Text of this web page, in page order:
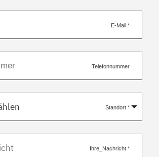
E-Mail *
Telefonnummer
Standort *
Ihre_Nachricht *